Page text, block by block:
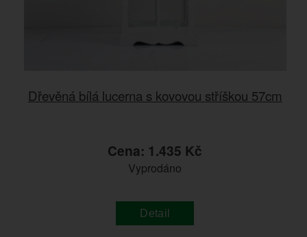
Dřevěná bílá lucerna s kovovou stříškou 57cm
Cena: 1.435 Kč
Vyprodáno
Detail